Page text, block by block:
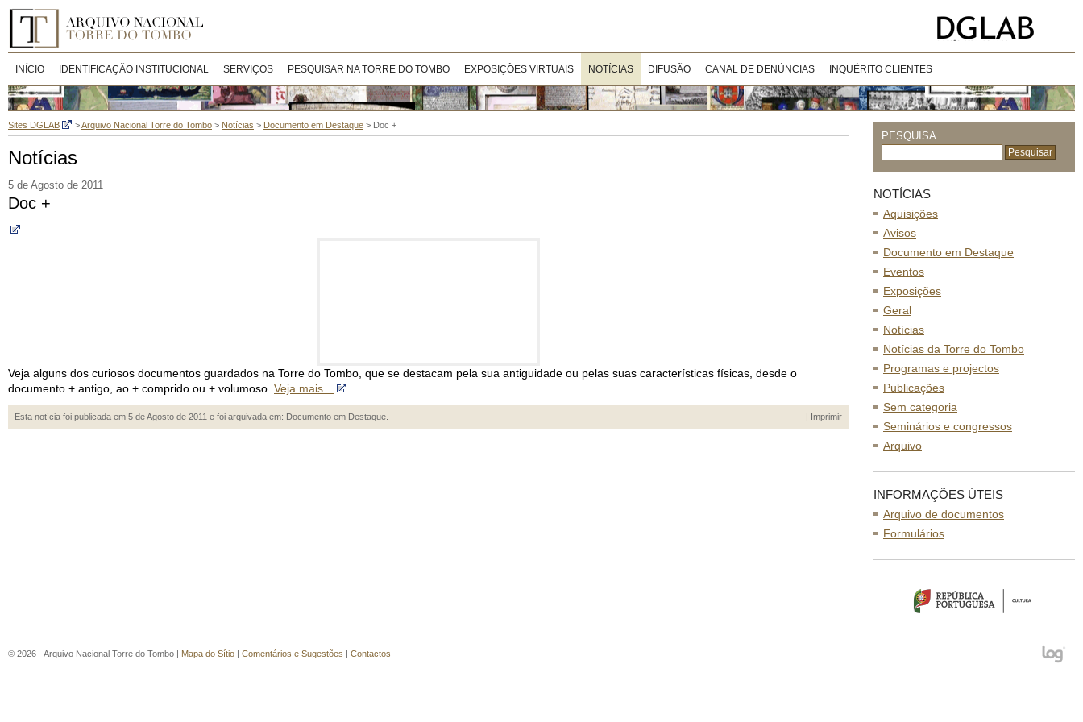
INÍCIO IDENTIFICAÇÃO INSTITUCIONAL SERVIÇOS PESQUISAR NA TORRE DO TOMBO EXPOSIÇÕES VIRTUAIS NOTÍCIAS DIFUSÃO CANAL DE DENÚNCIAS INQUÉRITO CLIENTES
Sites DGLAB >Arquivo Nacional Torre do Tombo > Notícias > Documento em Destaque > Doc +
Notícias
5 de Agosto de 2011
Doc +
Veja alguns dos curiosos documentos guardados na Torre do Tombo, que se destacam pela sua antiguidade ou pelas suas características físicas, desde o
documento + antigo, ao + comprido ou + volumoso. Veja mais…
Esta notícia foi publicada em 5 de Agosto de 2011 e foi arquivada em: Documento em Destaque | Imprimir
PESQUISA
NOTÍCIAS
Aquisições
Avisos
Documento em Destaque
Eventos
Exposições
Geral
Notícias
Notícias da Torre do Tombo
Programas e projectos
Publicações
Sem categoria
Seminários e congressos
Arquivo
INFORMAÇÕES ÚTEIS
Arquivo de documentos
Formulários
© 2026 - Arquivo Nacional Torre do Tombo | Mapa do Sítio | Comentários e Sugestões | Contactos